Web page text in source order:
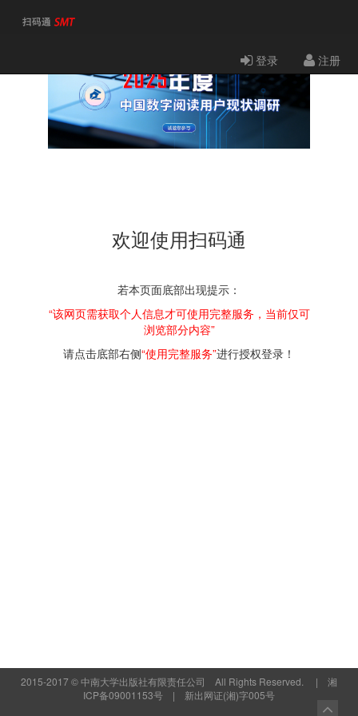
登录 注册
欢迎使用扫码通
若本页面底部出现提示：
“该网页需获取个人信息才可使用完整服务，当前仅可
浏览部分内容”
请点击底部右侧“使用完整服务”进行授权登录！
2015-2017 © 中南大学出版社有限责任公司 All Rights Reserved. | 湘
ICP备09001153号 | 新出网证(湘)字005号